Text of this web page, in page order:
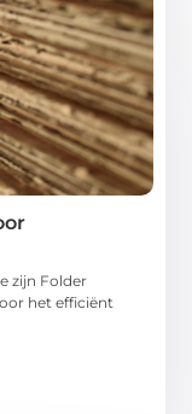
zijn Folder
het efficiënt